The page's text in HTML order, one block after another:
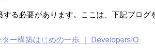
る必要があります。ここは、下記ブロ
ー構築はじめの一歩 ｜ DevelopersIO